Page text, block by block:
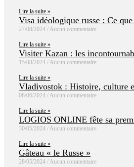
Lire la suite »
Visa idéologique russe : Ce
27/08/2024 Aucun commentaire
Lire la suite »
Visiter Kazan : les
15/08/2024 Aucun commentaire
Lire la suite »
Vladivostok : Histoire, culture
08/06/2024 Aucun commentaire
Lire la suite »
LOGIOS ONLINE fête sa
30/05/2024 Aucun commentaire
Lire la suite »
Gâteau « le Russe »
28/05/2024 Aucun commentaire